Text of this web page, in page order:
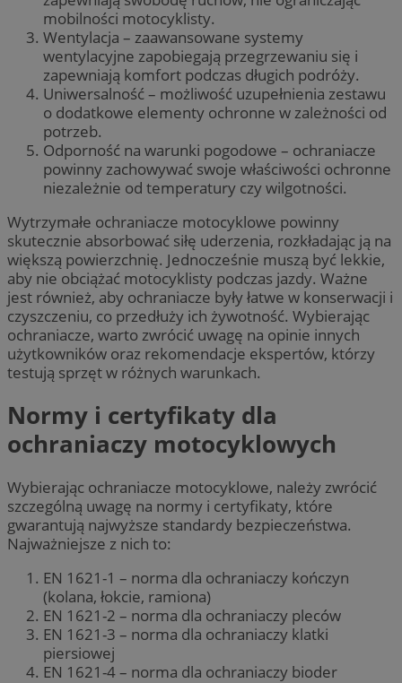
mobilności motocyklisty.
Wentylacja – zaawansowane systemy
wentylacyjne zapobiegają przegrzewaniu się i
zapewniają komfort podczas długich podróży.
Uniwersalność – możliwość uzupełnienia zestawu
o dodatkowe elementy ochronne w zależności od
potrzeb.
Odporność na warunki pogodowe – ochraniacze
powinny zachowywać swoje właściwości ochronne
niezależnie od temperatury czy wilgotności.
Wytrzymałe ochraniacze motocyklowe powinny
skutecznie absorbować siłę uderzenia, rozkładając ją na
większą powierzchnię. Jednocześnie muszą być lekkie,
aby nie obciążać motocyklisty podczas jazdy. Ważne
jest również, aby ochraniacze były łatwe w konserwacji i
czyszczeniu, co przedłuży ich żywotność. Wybierając
ochraniacze, warto zwrócić uwagę na opinie innych
użytkowników oraz rekomendacje ekspertów, którzy
testują sprzęt w różnych warunkach.
Normy i certyfikaty dla
ochraniaczy motocyklowych
Wybierając ochraniacze motocyklowe, należy zwrócić
szczególną uwagę na normy i certyfikaty, które
gwarantują najwyższe standardy bezpieczeństwa.
Najważniejsze z nich to:
EN 1621-1 – norma dla ochraniaczy kończyn
(kolana, łokcie, ramiona)
EN 1621-2 – norma dla ochraniaczy pleców
EN 1621-3 – norma dla ochraniaczy klatki
piersiowej
EN 1621-4 – norma dla ochraniaczy bioder